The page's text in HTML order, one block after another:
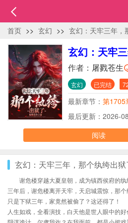
首页 >> 玄幻 >> 玄幻：天牢三年，
玄幻：天牢
作者： 屠戮苍生
玄幻 已完结
最新章节： 第1705
最后更新：2026-
阅读
玄幻：天牢三年，那个纨绔出
谢危楼穿越大夏皇朝，成为镇西侯府的
三年后，谢危楼离开天牢，天启城震惊，那个
只是下狱三年，家竟然被偷了？这还得了！
人生如戏，全看演技，白天他是世人眼中的